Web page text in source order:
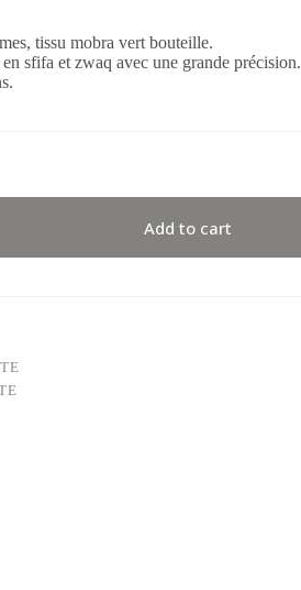
tissu mobra vert bouteille.
sfifa et zwaq avec une grande précision.
Add to cart